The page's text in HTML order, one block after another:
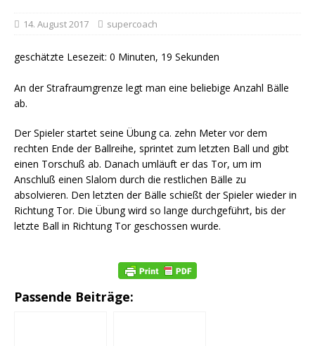
14. August 2017 supercoach
geschätzte Lesezeit: 0 Minuten, 19 Sekunden
An der Strafraumgrenze legt man eine beliebige Anzahl Bälle
ab.
Der Spieler startet seine Übung ca. zehn Meter vor dem
rechten Ende der Ballreihe, sprintet zum letzten Ball und gibt
einen Torschuß ab. Danach umläuft er das Tor, um im
Anschluß einen Slalom durch die restlichen Bälle zu
absolvieren. Den letzten der Bälle schießt der Spieler wieder in
Richtung Tor. Die Übung wird so lange durchgeführt, bis der
letzte Ball in Richtung Tor geschossen wurde.
Passende Beiträge: